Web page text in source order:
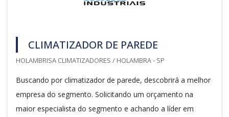
CLIMATIZADOR DE PAREDE
HOLAMBRISA CLIMATIZADORES / HOLAMBRA - SP
Buscando por climatizador de parede, descobrirá a melhor
empresa do segmento. Solicitando um orçamento na
maior especialista do segmento e achando a líder em